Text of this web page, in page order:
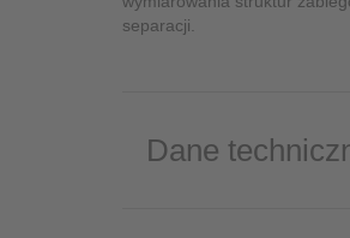
separacji.
Dane